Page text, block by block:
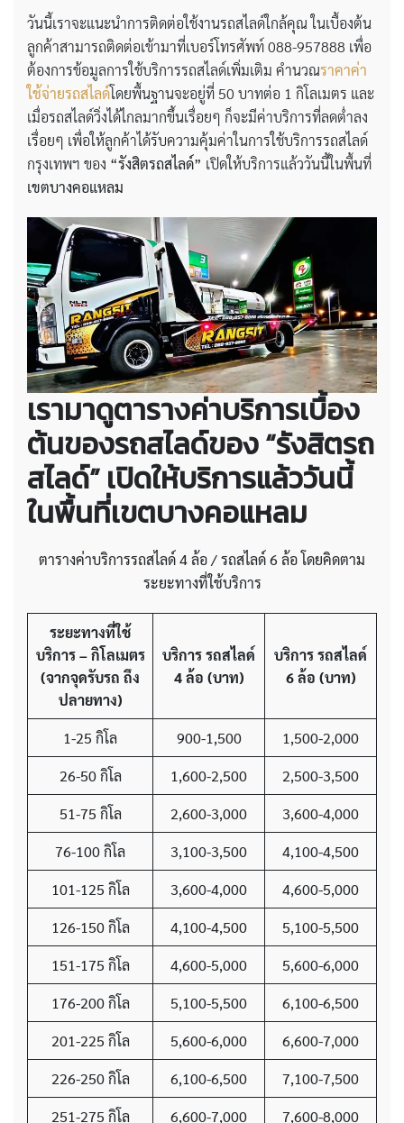
วันนี้เราจะแนะนำการติดต่อใช้งานรถสไลด์ใกล้คุณ ในเบื้องต้น
ลูกค้าสามารถติดต่อเข้ามาที่เบอร์โทรศัพท์ 088-957888 เพื่อ
ต้องการข้อมูลการใช้บริการรถสไลด์เพิ่มเติม คำนวณราคาค่า
ใช้จ่ายรถสไลด์โดยพื้นฐานจะอยู่ที่ 50 บาทต่อ 1 กิโลเมตร และ
เมื่อรถสไลด์วิ่งได้ไกลมากขึ้นเรื่อยๆ ก็จะมีค่าบริการที่ลดต่ำลง
เรื่อยๆ เพื่อให้ลูกค้าได้รับความคุ้มค่าในการใช้บริการรถสไลด์
กรุงเทพฯ ของ “รังสิตรถสไลด์” เปิดให้บริการแล้ววันนี้ในพื้นที่
เขตบางคอแหลม
เรามาดูตารางค่าบริการเบื้อง
ต้นของรถสไลด์ของ “รังสิตรถ
สไลด์” เปิดให้บริการแล้ววันนี้
ในพื้นที่เขตบางคอแหลม
ตารางค่าบริการรถสไลด์4 ล้อ / รถสไลด์ 6 ล้อ โดยคิดตาม
ระยะทางที่ใช้บริการ
ระยะทางที่ใช้
บริการ – กิโลเมตร
(จากจุดรับรถ ถึง
ปลายทาง)
บริการ รถสไลด์
4 ล้อ (บาท)
บริการ รถสไลด์
6 ล้อ (บาท)
1-25 กิโล 900-1,500
1,500-2,000
26-50 กิโล
1,600-2,500
2,500-3,500
51-75 กิโล
2,600-3,000
3,600-4,000
76-100 กิโล
3,100-3,500
4,100-4,500
101-125 กิโล
3,600-4,000
4,600-5,000
126-150 กิโล
4,100-4,500
5,100-5,500
151-175 กิโล
4,600-5,000
5,600-6,000
176-200 กิโล
5,100-5,500
6,100-6,500
201-225 กิโล
5,600-6,000
6,600-7,000
226-250 กิโล
6,100-6,500
7,100-7,500
251-275 กิโล
6,600-7,000 7,600-8,000